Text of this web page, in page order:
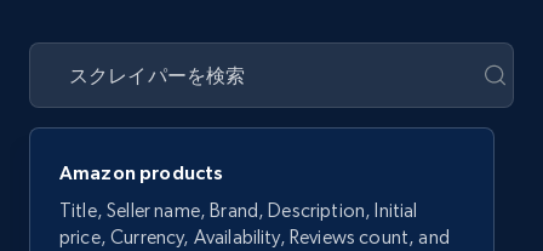
Amazon products
Title, Seller name, Brand, Description, Initial
price, Currency, Availability, Reviews count, and